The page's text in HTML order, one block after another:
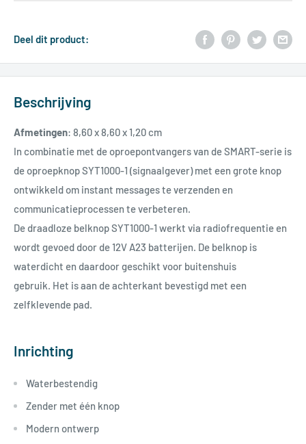
Deel dit product:
Beschrijving
Afmetingen: 8,60 x 8,60 x 1,20 cm
In combinatie met de oproepontvangers van de SMART-serie is
de oproepknop SYT1000-1 (signaalgever) met een grote knop
ontwikkeld om instant messages te verzenden en
communicatieprocessen te verbeteren.
De draadloze belknop SYT1000-1 werkt via radiofrequentie en
wordt gevoed door de 12V A23 batterijen. De belknop is
waterdicht en daardoor geschikt voor buitenshuis
gebruik. Het is aan de achterkant bevestigd met een
zelfklevende pad.
Inrichting
Waterbestendig
Zender met één knop
Modern ontwerp